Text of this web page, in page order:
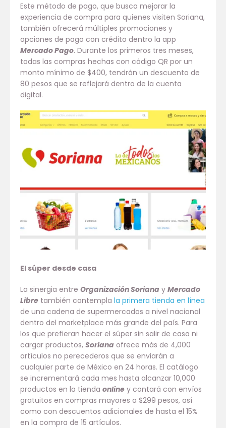
Este método de pago, que busca mejorar la
experiencia de compra para quienes visiten Soriana,
también ofrecerá múltiples promociones y
opciones de pago con crédito dentro la app
Mercado Pago. Durante los primeros tres meses,
todas las compras hechas con código QR por un
monto mínimo de $400, tendrán un descuento de
80 pesos que se reflejará dentro de la cuenta
digital.
El súper desde casa
La sinergia entre Organización Soriana y Mercado
Libre también contempla la primera tienda en línea
de una cadena de supermercados a nivel nacional
dentro del marketplace más grande del país. Para
los que prefieran hacer el súper sin salir de casa ni
cargar productos, Soriana ofrece más de 4,000
artículos no perecederos que se enviarán a
cualquier parte de México en 24 horas. El catálogo
se incrementará cada mes hasta alcanzar 10,000
productos en la tienda online y contará con envíos
gratuitos en compras mayores a $299 pesos, así
como con descuentos adicionales de hasta el 15%
en la compra de 15 artículos.